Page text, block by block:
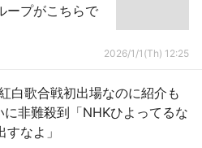
ープがこちらで
2026/1/1(Th) 12:25
白歌合戦初出場なのに紹介も
非難殺到「NHKひよってるな
なよ」